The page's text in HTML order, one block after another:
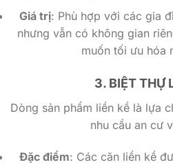
Giá trị: Phù hợp với các gia
nhưng vẫn có không gian
muốn tối ưu hóa
3. BIỆT THỰ
Dòng sản phẩm liền kề là lựa
nhu cầu an cư
Đặc điểm: Các căn liền kề